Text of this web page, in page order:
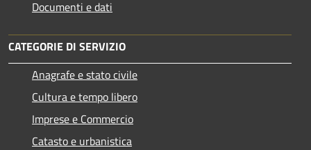
Documenti e dati
CATEGORIE DI SERVIZIO
Anagrafe e stato civile
Cultura e tempo libero
Imprese e Commercio
Catasto e urbanistica